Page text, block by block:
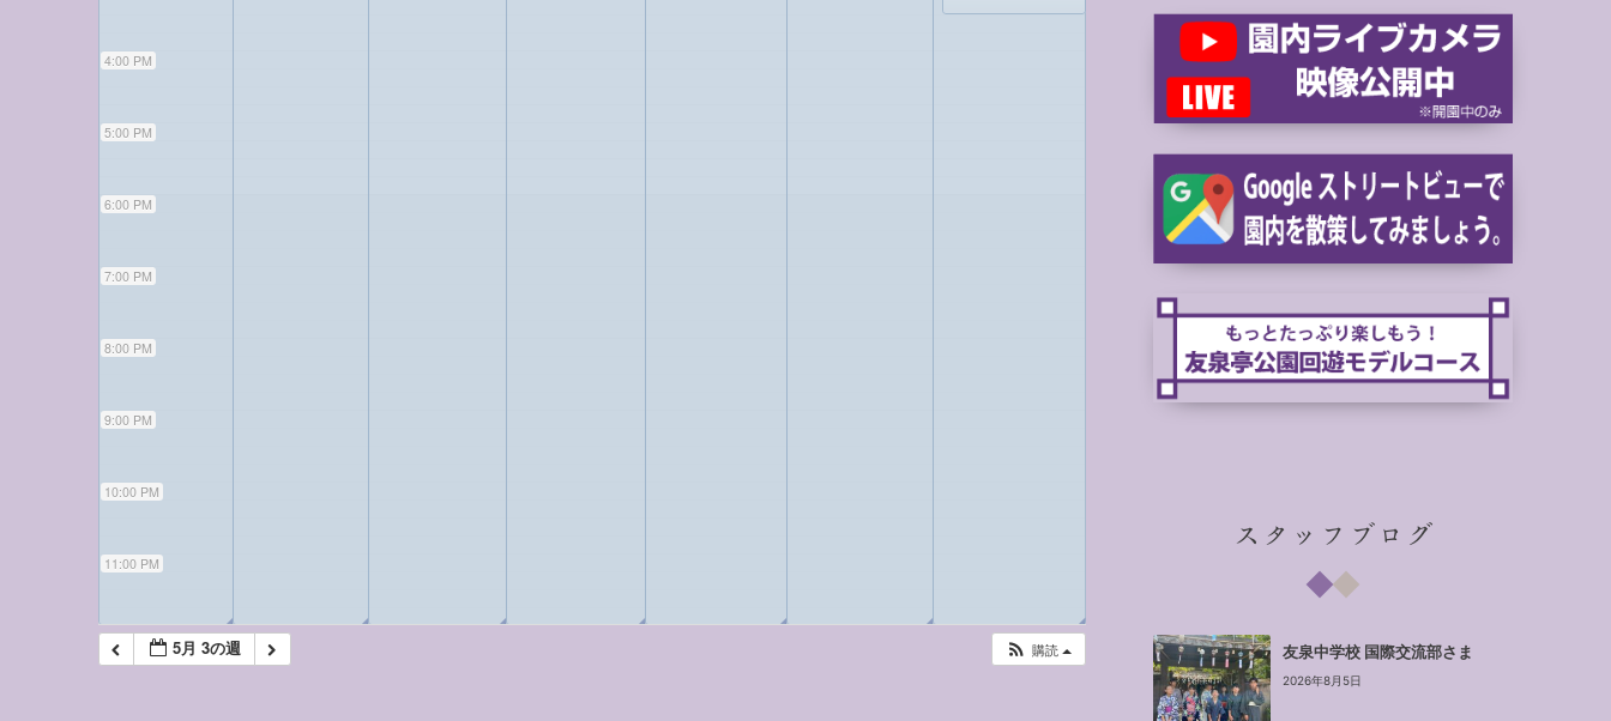
4:00 PM
5:00 PM
6:00 PM
7:00 PM
8:00 PM
9:00 PM
10:00 PM
11:00 PM
◢ ◢ ◢ ◢ ◢ ◢ ◢
5月 3の週 購読
スタッフブログ
友泉中学校 国際交流部さま
2026年8月5日